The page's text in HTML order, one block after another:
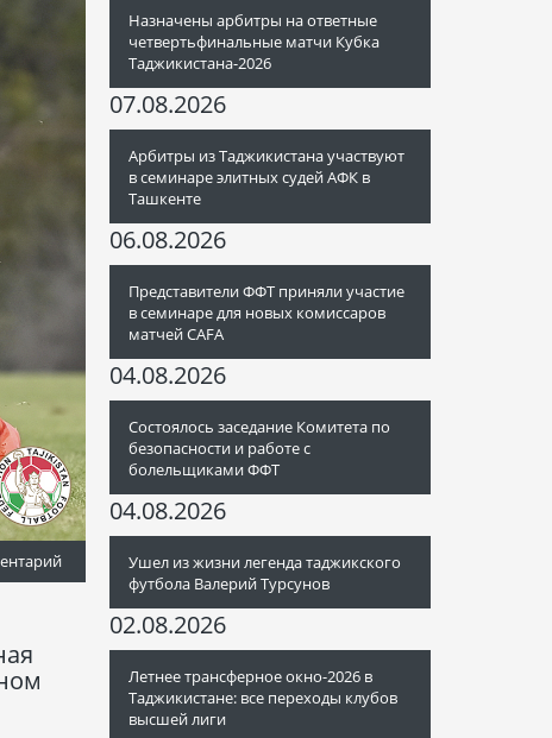
Назначены арбитры на ответные
четвертьфинальные матчи Кубка
Таджикистана-2026
07.08.2026
Арбитры из Таджикистана участвуют
в семинаре элитных судей АФК в
Ташкенте
06.08.2026
Представители ФФТ приняли участие
в семинаре для новых комиссаров
матчей CAFA
04.08.2026
Состоялось заседание Комитета по
безопасности и работе с
болельщиками ФФТ
04.08.2026
Ушел из жизни легенда таджикского
футбола Валерий Турсунов
02.08.2026
Летнее трансферное окно-2026 в
Таджикистане: все переходы клубов
высшей лиги